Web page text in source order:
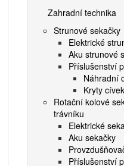
Zahradní technika
Strunové sekačky
Elektrické
Aku strunové
Příslušenství
Náhradní
Kryty
Rotační kolové
trávníku
Elektrické
Aku sekačky
Příslušenství